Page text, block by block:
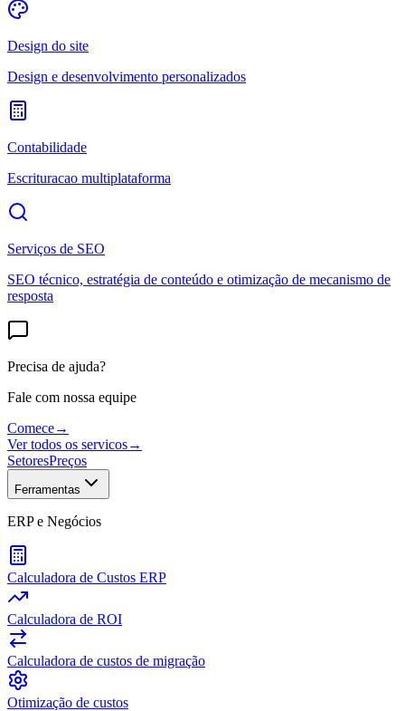
Design do site
Design e desenvolvimento personalizados
Contabilidade
Escrituracao multiplataforma
Serviços de SEO
SEO técnico, estratégia de conteúdo e otimização de mecanismo de
resposta
Precisa de ajuda?
Fale com nossa equipe
Comece→
Ver todos os servicos→
SetoresPreços
Ferramentas
ERP e Negócios
Calculadora de Custos ERP
Calculadora de ROI
Calculadora de custos de migração
Otimização de custos